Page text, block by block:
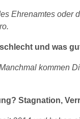
Ehrenamtes oder
und was
kommen
Stagnation,